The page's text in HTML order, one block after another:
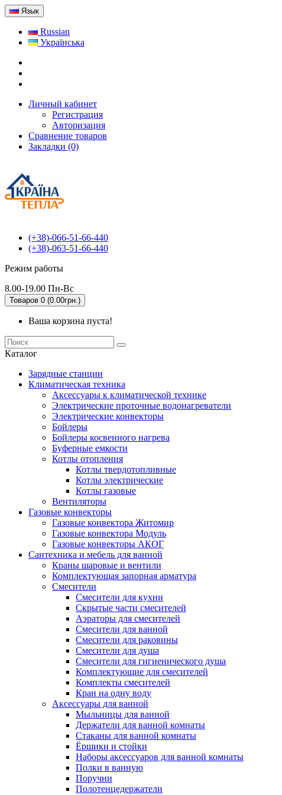
Язык
Russian
Українська
Личный кабинет
Регистрация
Авторизация
Сравнение товаров
Закладки (0)
(+38)-066-51-66-440
(+38)-063-51-66-440
Режим работы
8.00-19.00 Пн-Вс
Товаров 0 (0.00грн.)
Ваша корзина пуста!
Каталог
Зарядные станции
Климатическая техника
Аксессуары к климатической технике
Электрические проточные водонагреватели
Электрические конвекторы
Бойлеры
Бойлеры косвенного нагрева
Буферные емкости
Котлы отопления
Котлы твердотопливные
Котлы электрические
Котлы газовые
Вентиляторы
Газовые конвекторы
Газовые конвектора Житомир
Газовые конвектора Модуль
Газовые конвекторы АКОГ
Сантехника и мебель для ванной
Краны шаровые и вентили
Комплектующая запорная арматура
Смесители
Смесители для кухни
Скрытые части смесителей
Аэраторы для смесителей
Смесители для ванной
Смесители для раковины
Смесители для душа
Смесители для гигиенического душа
Комплектующие для смесителей
Комплекты смесителей
Кран на одну воду
Аксессуары для ванной
Мыльницы для ванной
Держатели для ванной комнаты
Стаканы для ванной комнаты
Ёршики и стойки
Наборы аксессуаров для ванной комнаты
Полки в ванную
Поручни
Полотенцедержатели